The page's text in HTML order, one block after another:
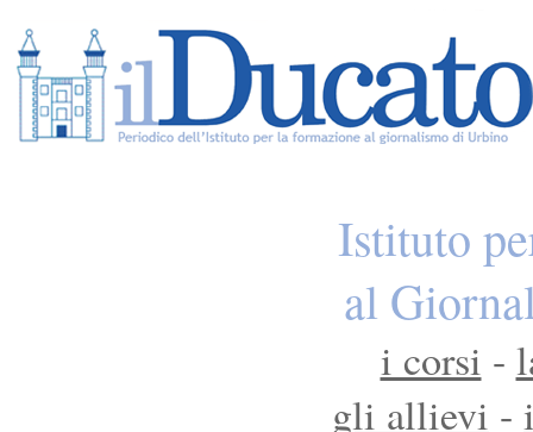
Istituto
al
i corsi -
gli allievi -